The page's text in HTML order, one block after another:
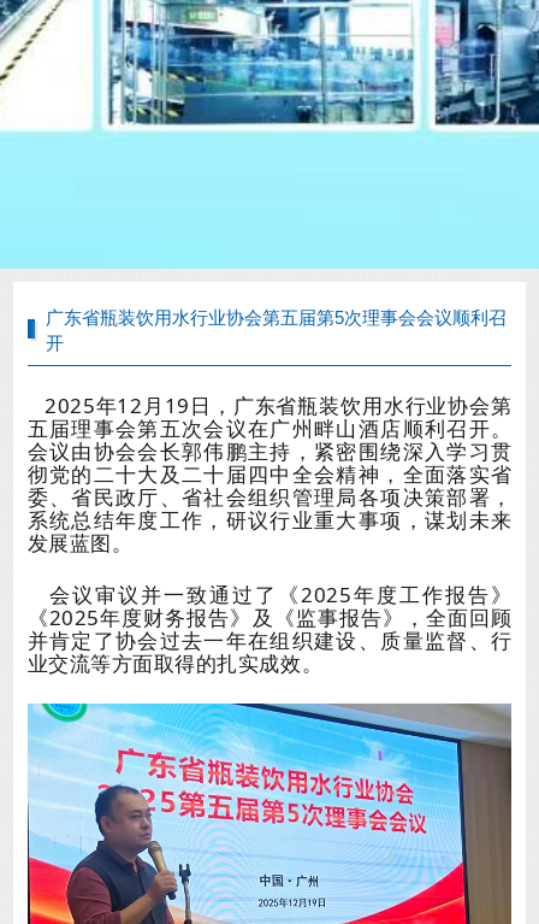
广东省瓶装饮用水行业协会第五届第5次理事会会议顺利召
开
2025年12月19日，广东省瓶装饮用水行业协会第
五届理事会第五次会议在广州畔山酒店顺利召开。
会议由协会会长郭伟鹏主持，紧密围绕深入学习贯
彻党的二十大及二十届四中全会精神，全面落实省
委、省民政厅、省社会组织管理局各项决策部署，
系统总结年度工作，研议行业重大事项，谋划未来
发展蓝图。
会议审议并一致通过了《2025年度工作报告》
《2025年度财务报告》及《监事报告》，全面回顾
并肯定了协会过去一年在组织建设、质量监督、行
业交流等方面取得的扎实成效。